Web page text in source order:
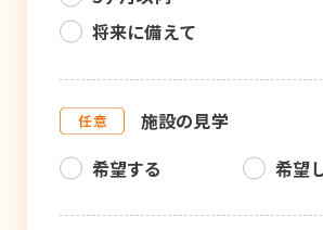
将来に備えて
施設の見学
希望する
希望